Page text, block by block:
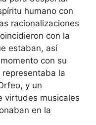
humano con
racionalizaciones
con la
estaban, así
con su
representaba la
y un
virtudes musicales
en la